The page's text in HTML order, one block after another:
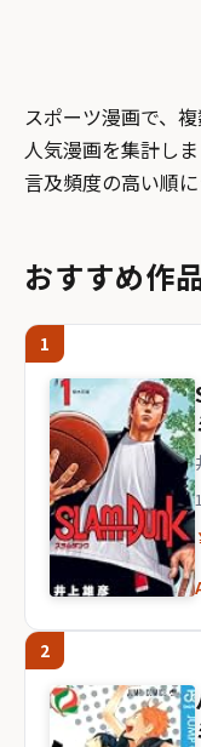
スポーツ漫画で、
人気漫画を集計し
言及頻度の高い順
おすすめ作
1
2